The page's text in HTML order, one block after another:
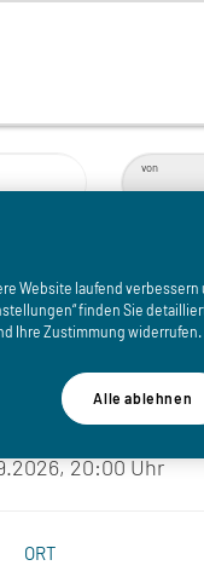
von
20:00 Uhr
ORT
Website laufend
finden Sie
Ihre Zustimmung widerrufen.
Alle ablehnen